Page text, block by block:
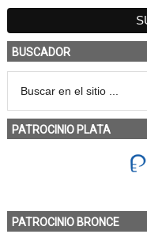
BUSCADOR
PATROCINIO PLATA
PATROCINIO BRONCE